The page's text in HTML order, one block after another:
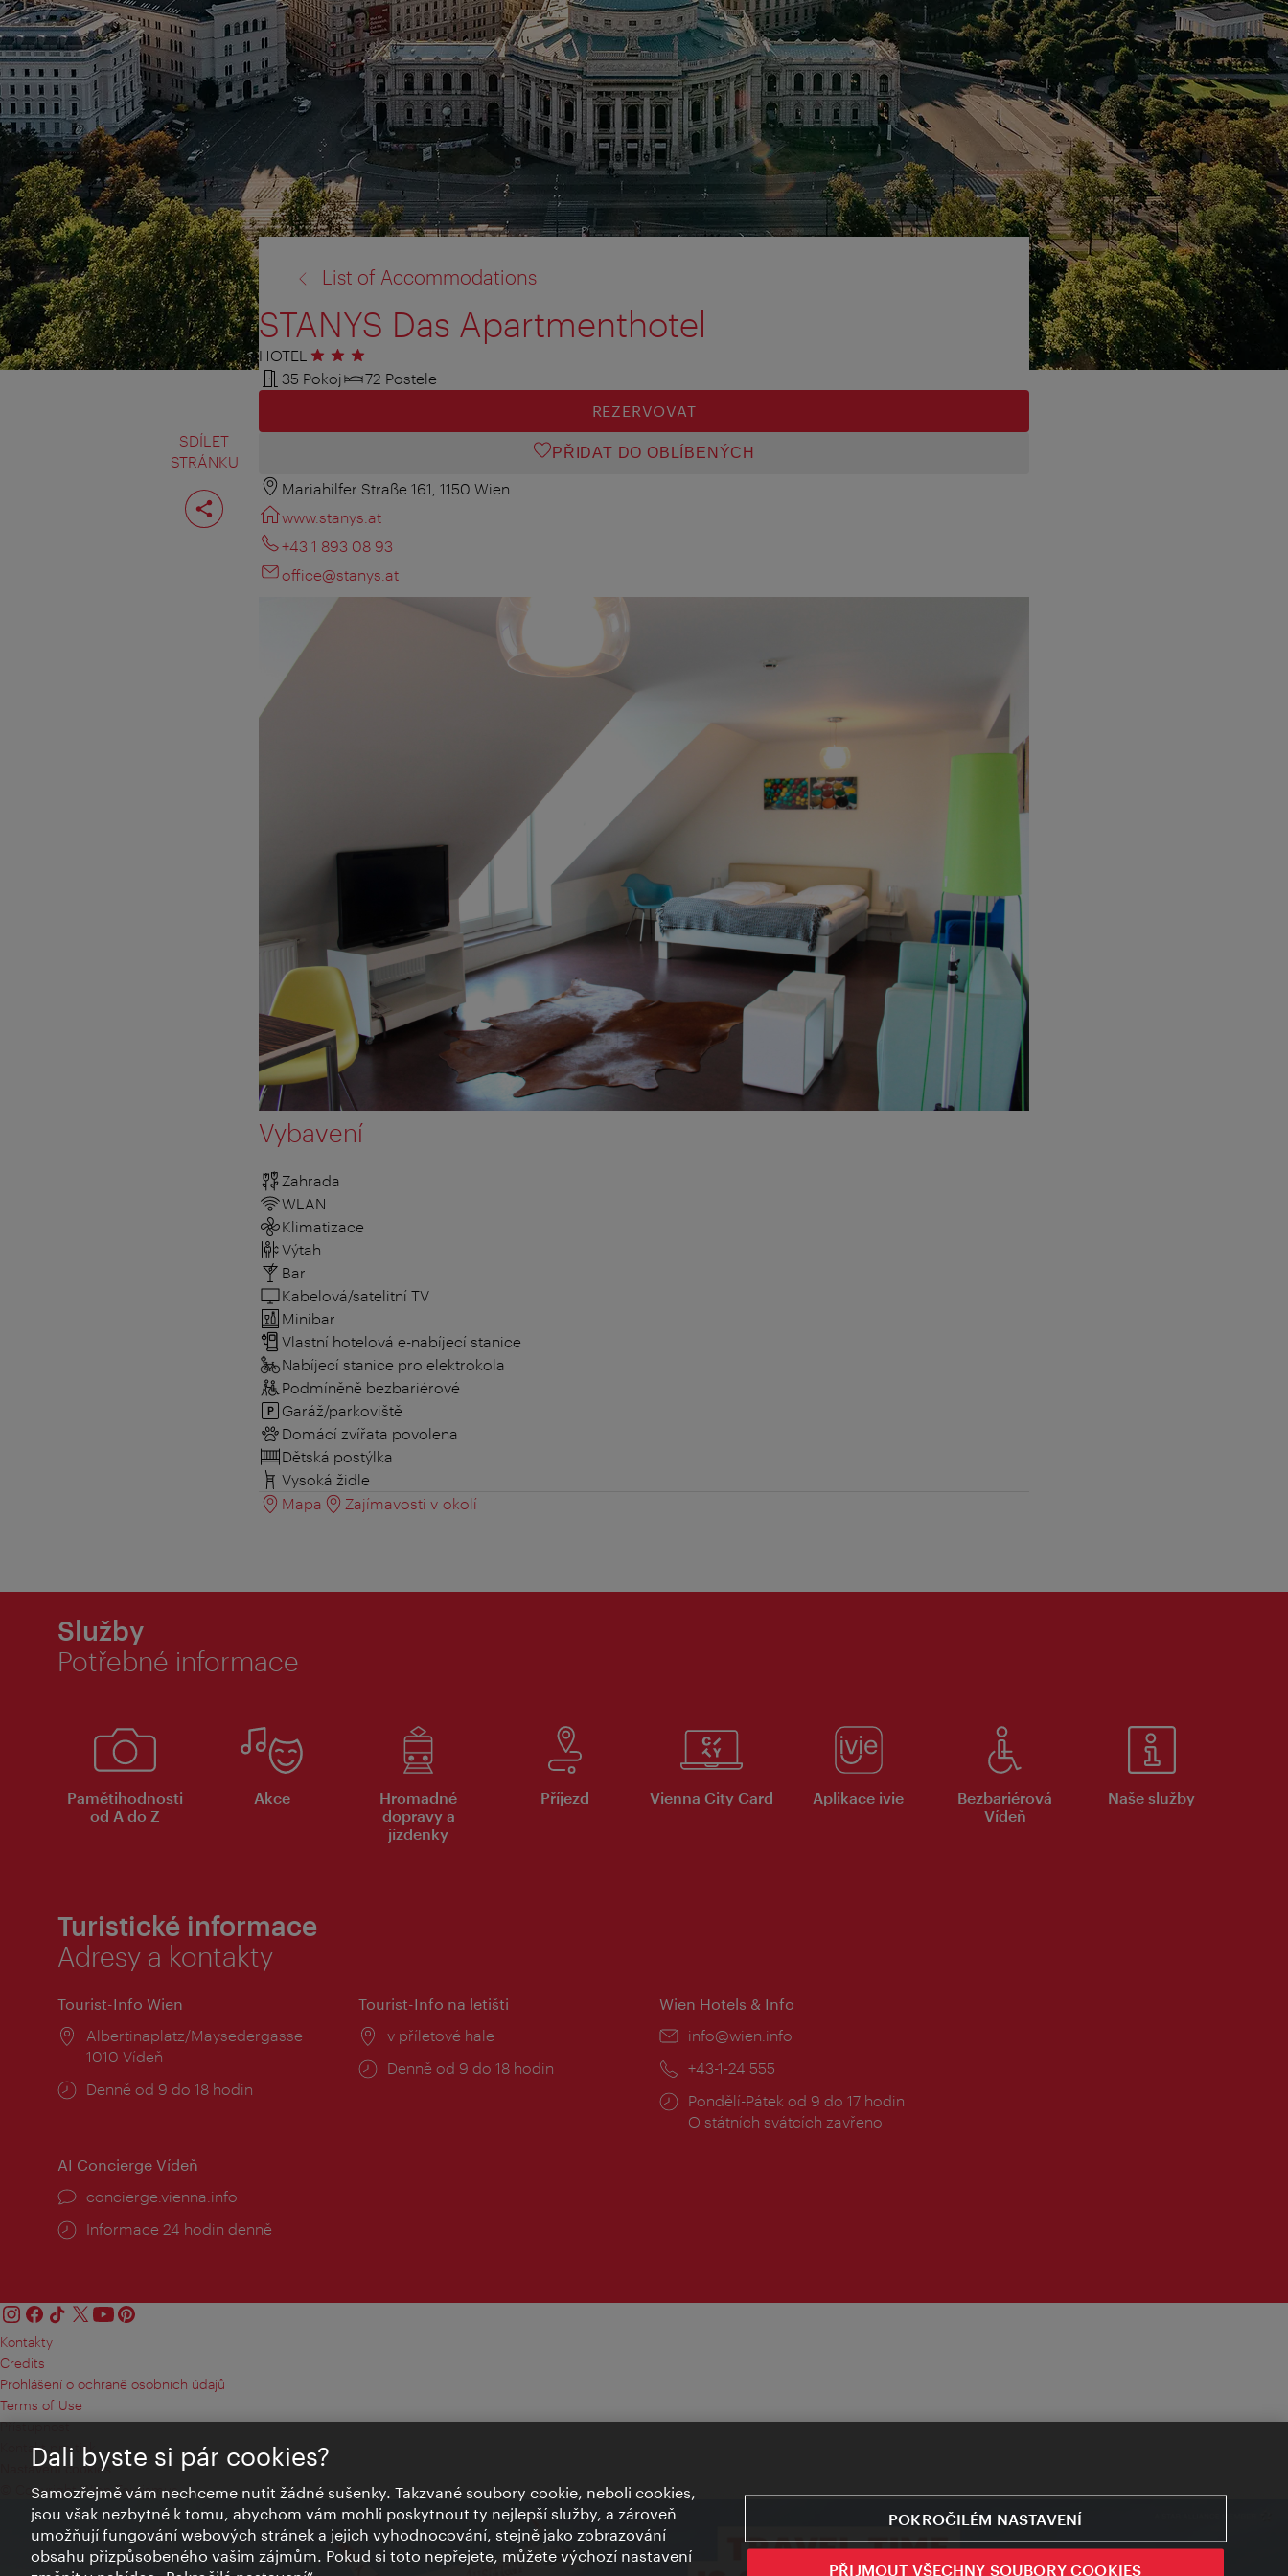
SDÍLET
STRÁNKU
Rozdělit
stranu
List of Accommodations
STANYS Das Apartmenthotel
HOTEL 3 hvězdičky
35 Pokoj
72 Postele
REZERVOVAT
PŘIDAT DO OBLÍBENÝCH
Mariahilfer Straße 161, 1150 Wien
www.stanys.at
+43 1 893 08 93
office@stanys.at
Vybavení
Zahrada
WLAN
Klimatizace
Výtah
Bar
Kabelová/satelitní TV
Minibar
Vlastní hotelová e-nabíjecí stanice
Nabíjecí stanice pro elektrokola
Podmíněně bezbariérové
Garáž/parkoviště
Domácí zvířata povolena
Dětská postýlka
Vysoká židle
Mapa
Zajímavosti v okolí
Služby
Potřebné informace
Pamětihodnosti
od A do Z
Akce
Hromadné
dopravy a
jízdenky
Příjezd Vienna City Card Aplikace ivie
Bezbariérová
Vídeň
Naše služby
Turistické informace
Adresy a kontakty
Tourist-Info Wien
Místo:
Albertinaplatz/Maysedergasse
1010 Vídeň
Provozní
Denně od 9 do 18 hodin
Tourist-Info na letišti
Místo:
v příletové hale
Provozní
Denně od 9 do 18 hodin
Wien Hotels & Info
E-
info@wien.info
Telefon:
+43-1-24 555
Provozní
doba:
Pondělí-Pátek od 9 do 17 hodin
O státních svátcích zavřeno
AI Concierge Vídeň
concierge.vienna.info
Informace 24 hodin denně
Kontakty
Credits
Prohlášení o ochraně osobních údajů
Terms of Use
Přístupnost
Kontakt pro tisk
Nastavení cookies
© Copyright Wien Tourismus
Dali byste si pár cookies?
Samozřejmě vám nechceme nutit žádné sušenky. Takzvané soubory cookie, neboli cookies,
jsou však nezbytné k tomu, abychom vám mohli poskytnout ty nejlepší služby, a zároveň
umožňují fungování webových stránek a jejich vyhodnocování, stejně jako zobrazování
obsahu přizpůsobeného vašim zájmům. Pokud si toto nepřejete, můžete výchozí nastavení
POKROČILÉM NASTAVENÍ
PŘIJMOUT VŠECHNY SOUBORY COOKIES